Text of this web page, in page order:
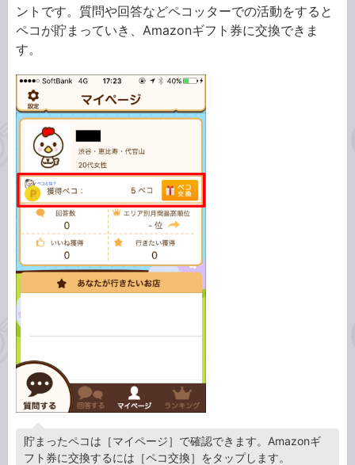
ントです。質問や回答などペコッターでの活動をすると
ペコが貯まっていき、Amazonギフト券に交換できま
す。
貯まったペコは［マイページ］で確認できます。Amazonギ
フト券に交換するには［ペコ交換］をタップします。